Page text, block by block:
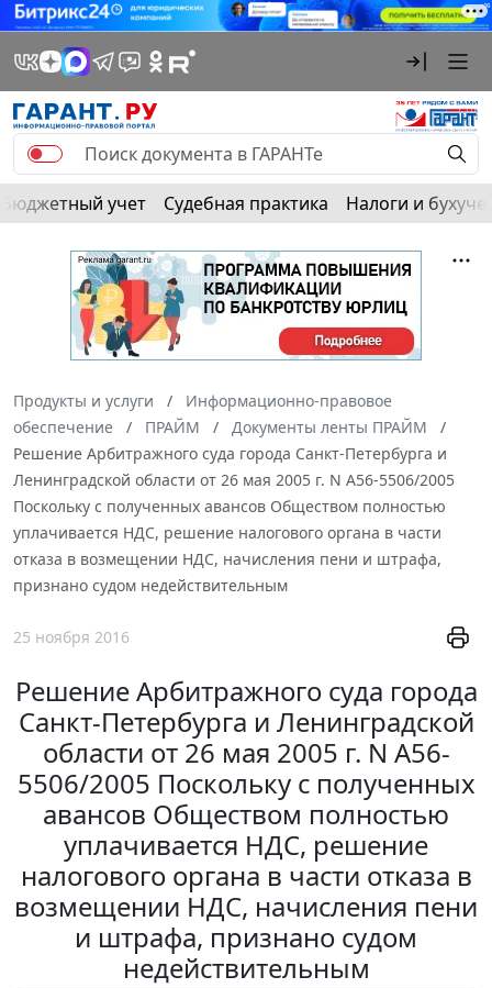
Бюджетный учет Судебная практика Налоги и
Продукты и услуги
Информационно-правовое
обеспечение
ПРАЙМ
Документы ленты ПРАЙМ
Решение Арбитражного суда города Санкт-Петербурга и
Ленинградской области от 26 мая 2005 г. N А56-5506/2005
Поскольку с полученных авансов Обществом полностью
уплачивается НДС, решение налогового органа в части
отказа в возмещении НДС, начисления пени и штрафа,
признано судом недействительным
25 ноября 2016
Решение Арбитражного суда города
Санкт-Петербурга и Ленинградской
области от 26 мая 2005 г. N А56-
5506/2005 Поскольку с полученных
авансов Обществом полностью
уплачивается НДС, решение
налогового органа в части отказа в
возмещении НДС, начисления пени
и штрафа, признано судом
недействительным